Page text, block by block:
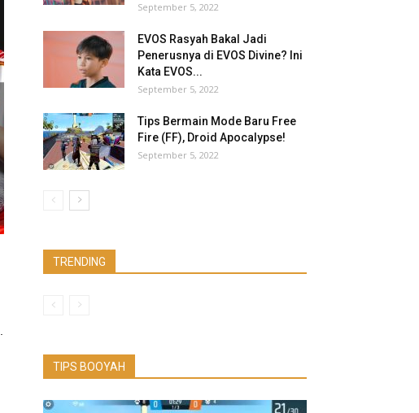
September 5, 2022
EVOS Rasyah Bakal Jadi
Penerusnya di EVOS Divine? Ini
Kata EVOS...
September 5, 2022
Tips Bermain Mode Baru Free
Fire (FF), Droid Apocalypse!
September 5, 2022
TRENDING
TIPS BOOYAH